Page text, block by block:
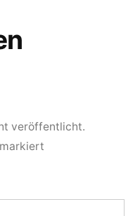
veröffentlicht.
markiert